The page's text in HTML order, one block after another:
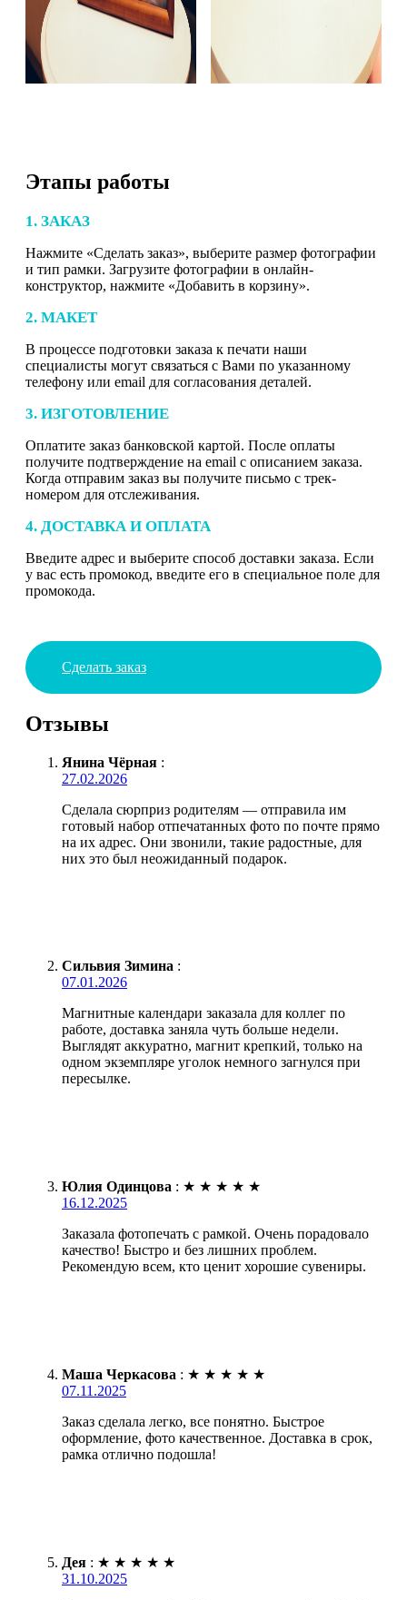
Этапы работы
1. ЗАКАЗ
Нажмите «Сделать заказ», выберите размер фотографии
и тип рамки. Загрузите фотографии в онлайн-
конструктор, нажмите «Добавить в корзину».
2. МАКЕТ
В процессе подготовки заказа к печати наши
специалисты могут связаться с Вами по указанному
телефону или email для согласования деталей.
3. ИЗГОТОВЛЕНИЕ
Оплатите заказ банковской картой. После оплаты
получите подтверждение на email с описанием заказа.
Когда отправим заказ вы получите письмо с трек-
номером для отслеживания.
4. ДОСТАВКА И ОПЛАТА
Введите адрес и выберите способ доставки заказа. Если
у вас есть промокод, введите его в специальное поле для
промокода.
Сделать заказ
Отзывы
Янина Чёрная :
27.02.2026
Сделала сюрприз родителям — отправила им
готовый набор отпечатанных фото по почте прямо
на их адрес. Они звонили, такие радостные, для
них это был неожиданный подарок.
Сильвия Зимина :
07.01.2026
Магнитные календари заказала для коллег по
работе, доставка заняла чуть больше недели.
Выглядят аккуратно, магнит крепкий, только на
одном экземпляре уголок немного загнулся при
пересылке.
Юлия Одинцова : ★ ★ ★ ★ ★
16.12.2025
Заказала фотопечать с рамкой. Очень порадовало
качество! Быстро и без лишних проблем.
Рекомендую всем, кто ценит хорошие сувениры.
Маша Черкасова : ★ ★ ★ ★ ★
07.11.2025
Заказ сделала легко, все понятно. Быстрое
оформление, фото качественное. Доставка в срок,
рамка отлично подошла!
Дея : ★ ★ ★ ★ ★
31.10.2025